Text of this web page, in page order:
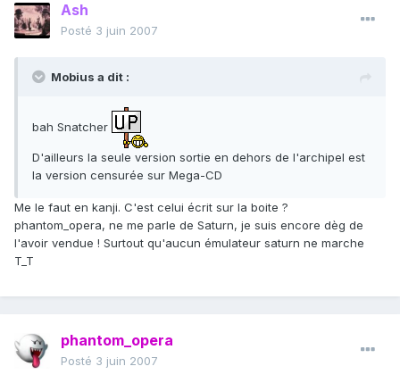
Ash
Posté 3 juin 2007
Mobius a dit :
bah Snatcher
D'ailleurs la seule version sortie en dehors de l'archipel est
la version censurée sur Mega-CD
Me le faut en kanji. C'est celui écrit sur la boite ?
phantom_opera, ne me parle de Saturn, je suis encore dèg de
l'avoir vendue ! Surtout qu'aucun émulateur saturn ne marche
T_T
phantom_opera
Posté 3 juin 2007